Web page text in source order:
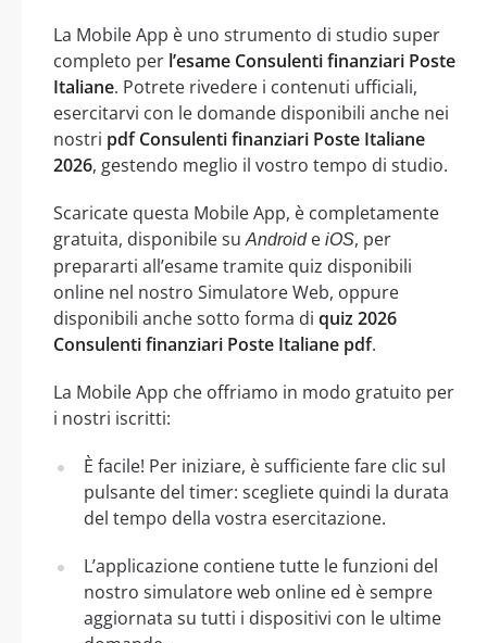
La Mobile App è uno strumento di studio super
completo per l’esame Consulenti finanziari Poste
Italiane. Potrete rivedere i contenuti ufficiali,
esercitarvi con le domande disponibili anche nei
nostri pdf Consulenti finanziari Poste Italiane
2026, gestendo meglio il vostro tempo di studio.
Scaricate questa Mobile App, è completamente
gratuita, disponibile suAndroide iOS, per
prepararti all’esame tramite quiz disponibili
online nel nostro Simulatore Web, oppure
disponibili anche sotto forma di quiz 2026
Consulenti finanziari Poste Italiane pdf.
La Mobile App che offriamo in modo gratuito per
i nostri iscritti:
È facile! Per iniziare, è sufficiente fare clic sul
pulsante del timer: scegliete quindi la durata
del tempo della vostra esercitazione.
L’applicazione contiene tutte le funzioni del
nostro simulatore web online ed è sempre
aggiornata su tutti i dispositivi con le ultime